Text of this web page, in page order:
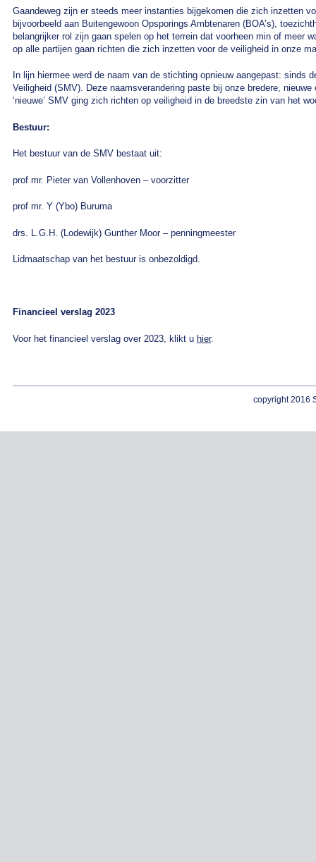
Gaandeweg zijn er steeds meer instanties bijgekomen die zich inzetten
bijvoorbeeld aan Buitengewoon Opsporings Ambtenaren (BOA’s),
belangrijker rol zijn gaan spelen op het terrein dat voorheen min of meer
op alle partijen gaan richten die zich inzetten voor de veiligheid in onze
In lijn hiermee werd de naam van de stichting opnieuw aangepast: sinds
Veiligheid (SMV). Deze naamsverandering paste bij onze bredere,
‘nieuwe’ SMV ging zich richten op veiligheid in de breedste zin van het
Bestuur:
Het bestuur van de SMV bestaat uit:
prof mr. Pieter van Vollenhoven – voorzitter
prof mr. Y (Ybo) Buruma
drs. L.G.H. (Lodewijk) Gunther Moor – penningmeester
Lidmaatschap van het bestuur is onbezoldigd.
Financieel verslag 2023
Voor het financieel verslag over 2023, klikt u hier.
copyright 2016